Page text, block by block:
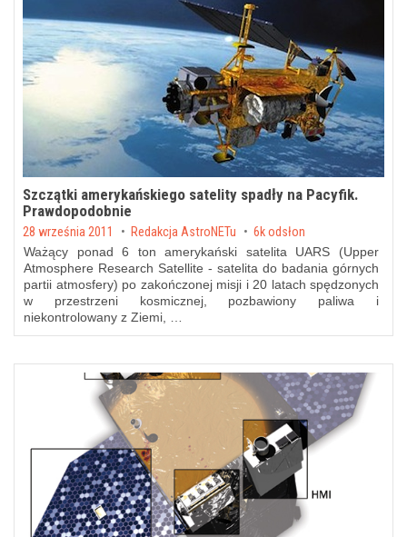
Szczątki amerykańskiego satelity spadły na Pacyfik.
Prawdopodobnie
Posted on
28 września 2011 by Redakcja AstroNETu 6k odsłon
Ważący ponad 6 ton amerykański satelita UARS (Upper
Atmosphere Research Satellite - satelita do badania górnych
partii atmosfery) po zakończonej misji i 20 latach spędzonych
w przestrzeni kosmicznej, pozbawiony paliwa i
niekontrolowany z Ziemi, …